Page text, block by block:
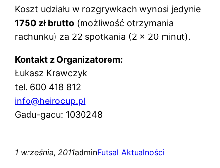
Koszt udziału w rozgrywkach wynosi jedynie
1750 zł brutto (możliwość otrzymania
rachunku) za 22 spotkania (2 x 20 minut).
Kontakt z Organizatorem:
Łukasz Krawczyk
tel. 600 418 812
info@heirocup.pl
Gadu-gadu: 1030248
1 września, 2011adminFutsal Aktualności